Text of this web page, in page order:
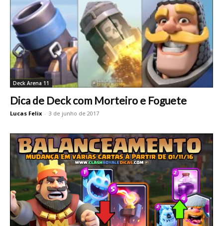
Deck Arena 11
Dica de Deck com Morteiro e Foguete
Lucas Felix - 3 de junho de 2017